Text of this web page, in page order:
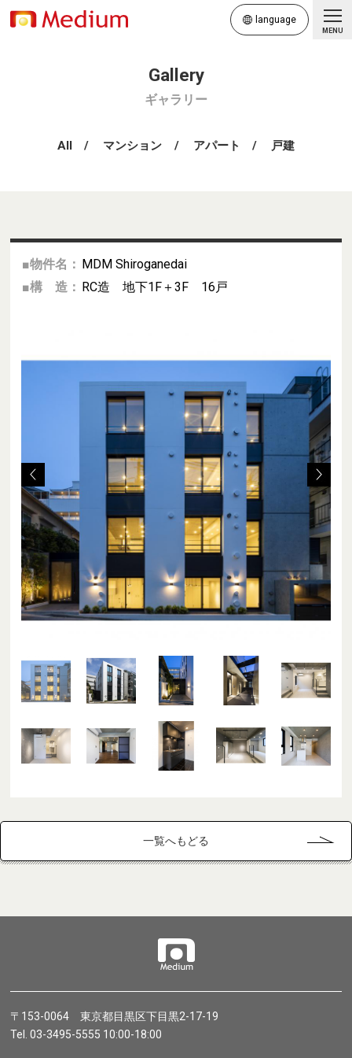
language
MENU
ギャラリー
All マンション アパート 戸建
■物件名： MDM Shiroganedai
■構 造： RC造 地下1F＋3F 16戸
一覧へもどる
〒153-0064 東京都目黒区下目黒2-17-19
Tel. 03-3495-5555 10:00-18:00